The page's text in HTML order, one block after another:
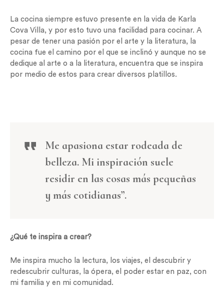
La cocina siempre estuvo presente en la vida de Karla
Cova Villa, y por esto tuvo una facilidad para cocinar. A
pesar de tener una pasión por el arte y la literatura, la
cocina fue el camino por el que se inclinó y aunque no se
dedique al arte o a la literatura, encuentra que se inspira
por medio de estos para crear diversos platillos.
Me apasiona estar rodeada de
belleza. Mi inspiración suele
residir en las cosas más pequeñas
y más cotidianas”.
¿Qué te inspira a crear?
Me inspira mucho la lectura, los viajes, el descubrir y
redescubrir culturas, la ópera, el poder estar en paz, con
mi familia y en mi comunidad.